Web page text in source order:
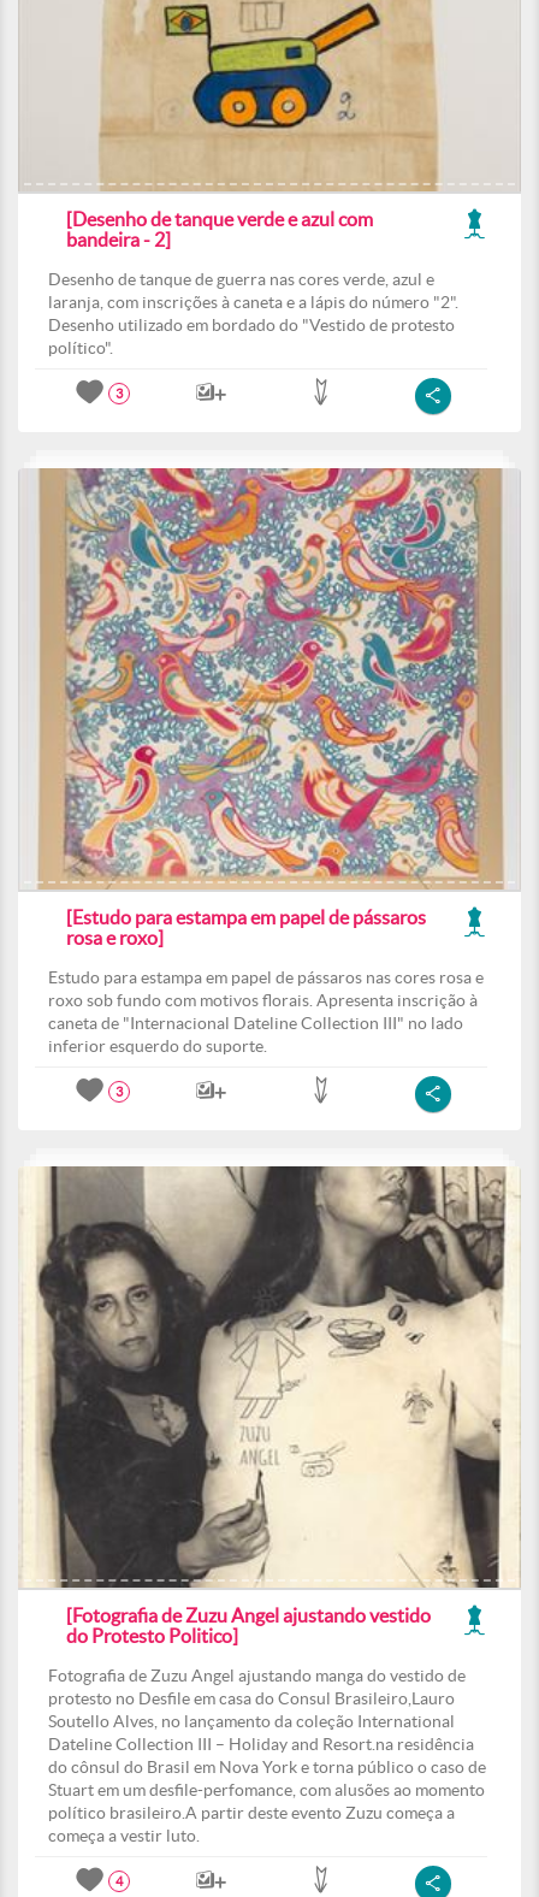
[Desenho de tanque verde e azul com
bandeira - 2]
Desenho de tanque de guerra nas cores verde, azul e
laranja, com inscrições à caneta e a lápis do número "2".
Desenho utilizado em bordado do "Vestido de protesto
político".
3
[Estudo para estampa em papel de pássaros
rosa e roxo]
Estudo para estampa em papel de pássaros nas cores rosa e
roxo sob fundo com motivos florais. Apresenta inscrição à
caneta de "Internacional Dateline Collection III" no lado
inferior esquerdo do suporte.
3
[Fotografia de Zuzu Angel ajustando vestido
do Protesto Politico]
Fotografia de Zuzu Angel ajustando manga do vestido de
protesto no Desfile em casa do Consul Brasileiro,Lauro
Soutello Alves, no lançamento da coleção International
Dateline Collection III – Holiday and Resort.na residência
do cônsul do Brasil em Nova York e torna público o caso de
Stuart em um desfile-perfomance, com alusões ao momento
político brasileiro.A partir deste evento Zuzu começa a
começa a vestir luto.
4